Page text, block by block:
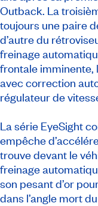
Outback. La
toujours une paire
d’autre du
freinage
frontale imminente,
avec correction
régulateur de
La série EyeSight
empêche
trouve devant le
freinage
son pesant d’or
dans l’angle mort